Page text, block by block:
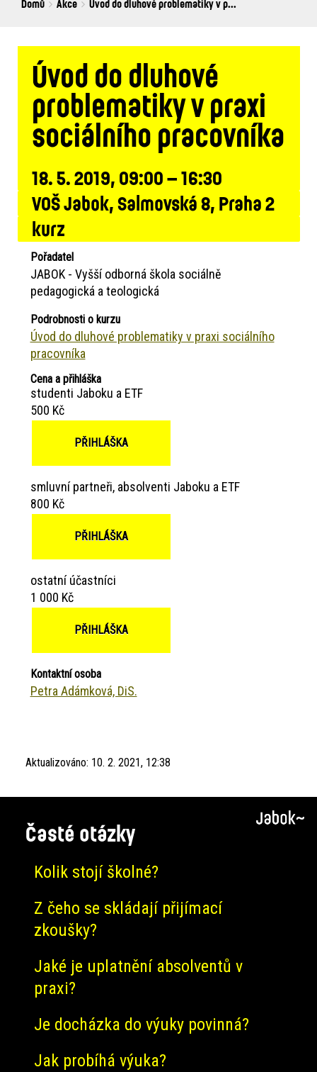
Breadcrumbs
You
Domů Akce Úvod do dluhové problematiky v p...
Úvod do dluhové
problematiky v praxi
sociálního pracovníka
18. 5. 2019, 09:00 – 16:30
VOŠ Jabok, Salmovská 8, Praha 2
kurz
Pořadatel
JABOK - Vyšší odborná škola sociálně
pedagogická a teologická
Podrobnosti o kurzu
Úvod do dluhové problematiky v praxi sociálního
pracovníka
Cena a přihláška
studenti Jaboku a ETF
500 Kč
PŘIHLÁŠKA
smluvní partneři, absolventi Jaboku a ETF
800 Kč
PŘIHLÁŠKA
ostatní účastníci
1 000 Kč
PŘIHLÁŠKA
Kontaktní osoba
Petra Adámková, DiS.
Aktualizováno: 10. 2. 2021, 12:38
Časté otázky
Kolik stojí školné?
Z čeho se skládají přijímací
zkoušky?
Jaké je uplatnění absolventů v
praxi?
Je docházka do výuky povinná?
Jak probíhá výuka?